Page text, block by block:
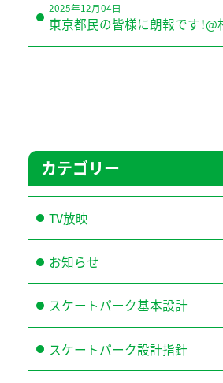
2025年12月04日
東京都民の皆様に朗報です！@
カテゴリー
TV放映
お知らせ
スケートパーク基本設計
スケートパーク設計指針